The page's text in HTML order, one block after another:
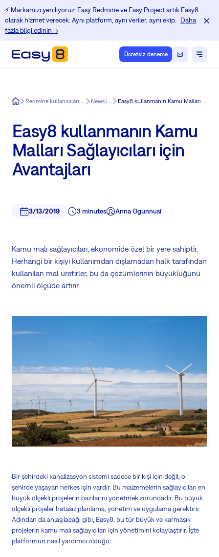
⚡️ Markamızı yeniliyoruz: Easy Redmine ve Easy Project artık Easy8
olarak hizmet verecek. Aynı platform, aynı veriler, aynı ekip.
Daha
fazla bilgi edinin →
Ücretsiz deneme
Easy8 Redmine kullanıcıları için Eğitim Merkezi News in Easy8 Easy8 kullanmanın Kamu Malları Sağlayıcıları için Avantajları
Easy8 kullanmanın Kamu
Malları Sağlayıcıları için
Avantajları
3/13/2019 3 minutes Anna Ogunnusi
Kamu malı sağlayıcıları, ekonomide özel bir yere sahiptir.
Herhangi bir kişiyi kullanımdan dışlamadan halk tarafından
kullanılan mal üretirler, bu da çözümlerinin büyüklüğünü
önemli ölçüde artırır.
Bir şehirdeki kanalizasyon sistemi sadece bir kişi için değil, o
şehirde yaşayan herkes için vardır. Bu malzemelerin sağlayıcıları en
büyük ölçekli projelerin bazılarını yönetmek zorundadır. Bu büyük
ölçekli projeler hatasız planlama, yönetim ve uygulama gerektirir.
Adından da anlaşılacağı gibi, Easy8, bu tür büyük ve karmaşık
projelerin kamu malı sağlayıcıları için yönetimini kolaylaştırır. İşte
platformun nasıl yardımcı olduğu: